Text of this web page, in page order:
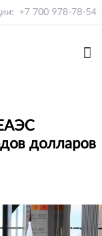
+7 700 978-78-54
долларов